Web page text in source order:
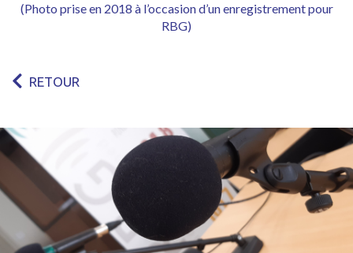
(Photo prise en 2018 à l’occasion d’un enregistrement pour
RBG)
RETOUR